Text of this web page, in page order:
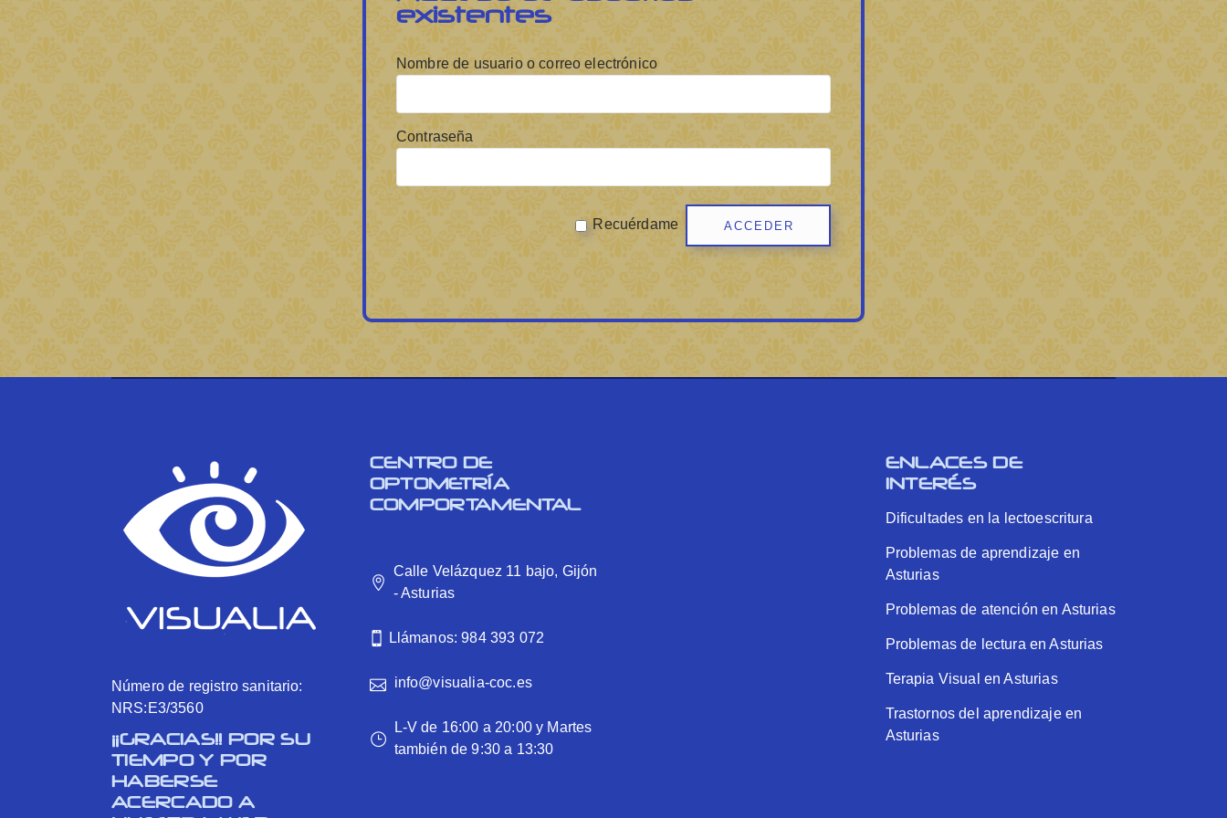
Forbrain
existentes
Nombre de usuario o correo electrónico
Contraseña
Recuérdame
Número de registro sanitario:
NRS:E3/3560
¡¡GRACIAS!! POR SU
TIEMPO Y POR
HABERSE
ACERCADO A
CENTRO DE
OPTOMETRÍA
COMPORTAMENTAL
Calle Velázquez 11 bajo, Gijón
- Asturias
Llámanos: 984 393 072
info@visualia-coc.es
L-V de 16:00 a 20:00 y Martes
también de 9:30 a 13:30
ENLACES DE
INTERÉS
Dificultades en la lectoescritura
Problemas de aprendizaje en
Asturias
Problemas de atención en Asturias
Problemas de lectura en Asturias
Terapia Visual en Asturias
Trastornos del aprendizaje en
Asturias